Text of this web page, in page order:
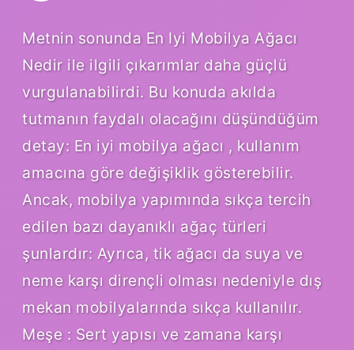
Metnin sonunda En Iyi Mobilya Ağacı
Nedir ile ilgili çıkarımlar daha güçlü
vurgulanabilirdi. Bu konuda akılda
tutmanın faydalı olacağını düşündüğüm
detay: En iyi mobilya ağacı , kullanım
amacına göre değişiklik gösterebilir.
Ancak, mobilya yapımında sıkça tercih
edilen bazı dayanıklı ağaç türleri
şunlardır: Ayrıca, tik ağacı da suya ve
neme karşı dirençli olması nedeniyle dış
mekan mobilyalarında sıkça kullanılır.
Meşe : Sert yapısı ve zamana karşı